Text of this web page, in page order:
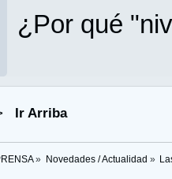
¿Por qué
Ir Arriba
» Novedades / Actualidad »